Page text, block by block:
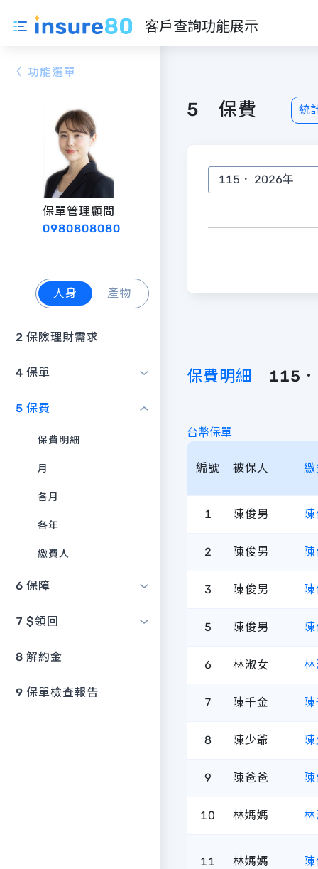
客戶查詢功能展示
保單管理顧問
0980808080
人身 產物
2 保險理財需求
4 保單
5 保費
保費明細
月
各月
各年
繳費人
6 保障
7 $領回
8 解約金
9 保單檢查報告
5 保費 統
115 ． 2026年
保費明細 115
台幣保單
編號 被保人
1 陳俊男
2 陳俊男
3 陳俊男
5 陳俊男
6 林淑女
7 陳千金
8 陳少爺
9 陳爸爸
10 林媽媽
11 林媽媽